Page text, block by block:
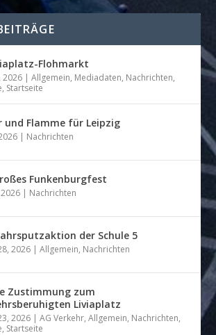
Flohmarkt
2026 |Allgemein, Mediadaten, Nachrichten,
, Startseite
und Flamme für Leipzig
| Nachrichten
Funkenburgfest
2026 | Nachrichten
der Schule 5
2026 |Allgemein, Nachrichten
Zustimmung zum
Liviaplatz
2026 |AG Verkehr,Allgemein, Nachrichten,
, Startseite